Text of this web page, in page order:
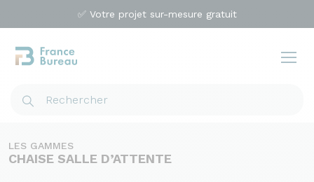
✅ Votre projet sur-mesure gratuit
LES GAMMES
CHAISE SALLE D’ATTENTE